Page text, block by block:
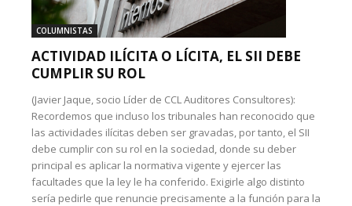
COLUMNISTAS
ACTIVIDAD ILÍCITA O LÍCITA, EL SII DEBE
CUMPLIR SU ROL
(Javier Jaque, socio Líder de CCL Auditores Consultores):
Recordemos que incluso los tribunales han reconocido que
las actividades ilícitas deben ser gravadas, por tanto, el SII
debe cumplir con su rol en la sociedad, donde su deber
principal es aplicar la normativa vigente y ejercer las
facultades que la ley le ha conferido. Exigirle algo distinto
sería pedirle que renuncie precisamente a la función para la